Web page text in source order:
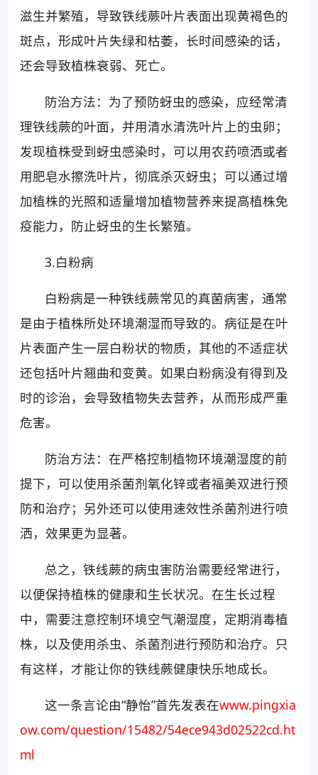
滋生并繁殖，导致铁线蕨叶片表面出现黄褐色的
斑点，形成叶片失绿和枯萎，长时间感染的话，
还会导致植株衰弱、死亡。
防治方法：为了预防蚜虫的感染，应经常清
理铁线蕨的叶面，并用清水清洗叶片上的虫卵；
发现植株受到蚜虫感染时，可以用农药喷洒或者
用肥皂水擦洗叶片，彻底杀灭蚜虫；可以通过增
加植株的光照和适量增加植物营养来提高植株免
疫能力，防止蚜虫的生长繁殖。
3.白粉病
白粉病是一种铁线蕨常见的真菌病害，通常
是由于植株所处环境潮湿而导致的。病征是在叶
片表面产生一层白粉状的物质，其他的不适症状
还包括叶片翘曲和变黄。如果白粉病没有得到及
时的诊治，会导致植物失去营养，从而形成严重
危害。
防治方法：在严格控制植物环境潮湿度的前
提下，可以使用杀菌剂氧化锌或者福美双进行预
防和治疗；另外还可以使用速效性杀菌剂进行喷
洒，效果更为显著。
总之，铁线蕨的病虫害防治需要经常进行，
以便保持植株的健康和生长状况。在生长过程
中，需要注意控制环境空气潮湿度，定期消毒植
株，以及使用杀虫、杀菌剂进行预防和治疗。只
有这样，才能让你的铁线蕨健康快乐地成长。
这一条言论由“静怡”首先发表在www.pingxia
ow.com/question/15482/54ece943d02522cd.ht
ml